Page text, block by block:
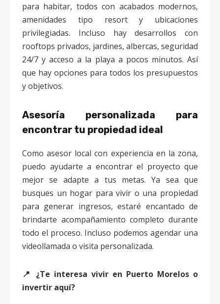
para habitar, todos con acabados modernos,
amenidades tipo resort y ubicaciones
privilegiadas. Incluso hay desarrollos con
rooftops privados, jardines, albercas, seguridad
24/7 y acceso a la playa a pocos minutos. Así
que hay opciones para todos los presupuestos
y objetivos.
Asesoría personalizada para
encontrar tu propiedad ideal
Como asesor local con experiencia en la zona,
puedo ayudarte a encontrar el proyecto que
mejor se adapte a tus metas. Ya sea que
busques un hogar para vivir o una propiedad
para generar ingresos, estaré encantado de
brindarte acompañamiento completo durante
todo el proceso. Incluso podemos agendar una
videollamada o visita personalizada.
📍 ¿Te interesa vivir en Puerto Morelos o
invertir aquí?